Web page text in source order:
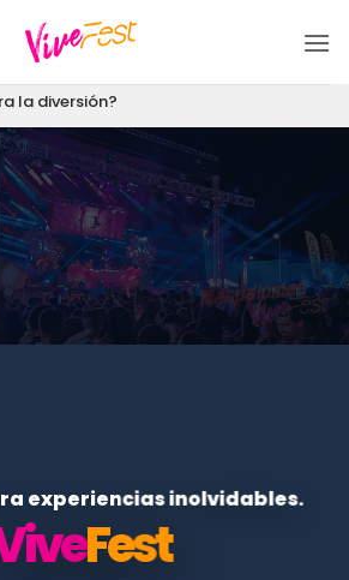
la diversión?
experiencias inolvidables.
Fest